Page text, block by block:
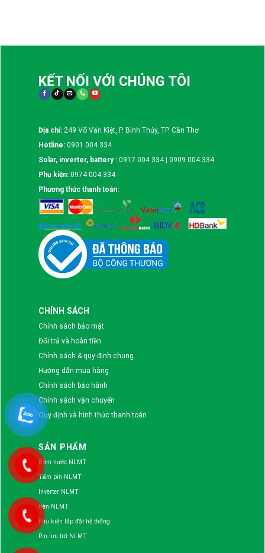
KẾT NỐI VỚI CHÚNG TÔI
Địa chỉ: 249 Võ Văn Kiệt, P. Bình Thủy, TP. Cần Thơ
Hotline: 0901 004 334
Solar, inverter, battery : 0917 004 334 | 0909 004 334
Phụ kiện: 0974 004 334
Phương thức thanh toán:
CHÍNH SÁCH
Chính sách bảo mật
Đổi trả và hoàn tiền
Chính sách & quy định chung
Hướng dẫn mua hàng
Chính sách bảo hành
Chính sách vận chuyển
Quy định và hình thức thanh toán
SẢN PHẨM
Bơm nước NLMT
Tấm pin NLMT
Inverter NLMT
Đèn NLMT
Phụ kiện lắp đặt hệ thống
Pin lưu trữ NLMT